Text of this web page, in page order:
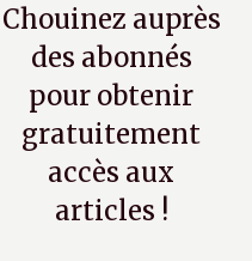
Chouinez auprès
des abonnés
pour obtenir
gratuitement
accès aux
articles !